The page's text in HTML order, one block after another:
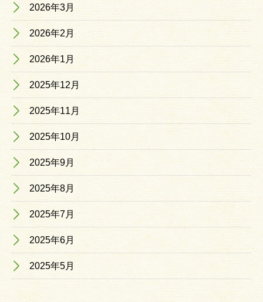
2026年3月
2026年2月
2026年1月
2025年12月
2025年11月
2025年10月
2025年9月
2025年8月
2025年7月
2025年6月
2025年5月